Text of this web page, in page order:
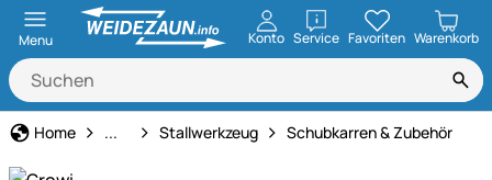
Menu Konto ServiceöffnenFavoriten Warenkorb
Home Haus und Hof
... Stallwerkzeug Schubkarren & Zubehör